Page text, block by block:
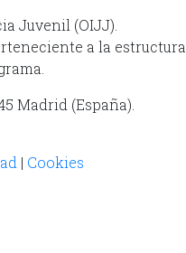
Juvenil (OIJJ).
a la estructura
Madrid (España).
| Cookies